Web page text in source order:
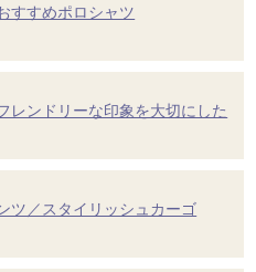
すすめポロシャツ
レンドリーな印象を大切にした
ツ／スタイリッシュカーゴ